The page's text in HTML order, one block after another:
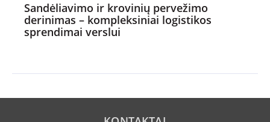
Sandėliavimo ir krovinių pervežimo
derinimas – kompleksiniai logistikos
sprendimai verslui